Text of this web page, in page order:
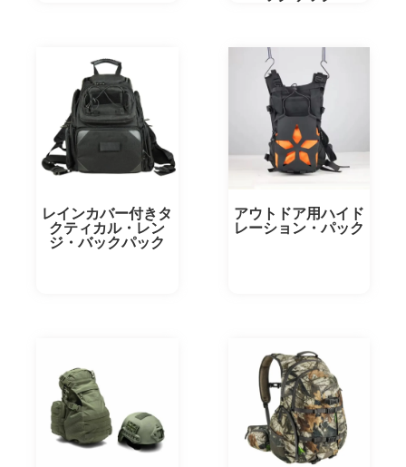
レインカバー付きタ
クティカル・レン
ジ・バックパック
アウトドア用ハイド
レーション・パック